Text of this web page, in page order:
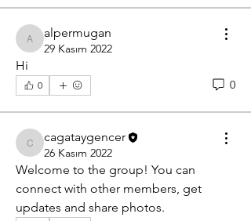
alpermugan
alpermugan
29 Kasım 2022
Hi
0 0
cagataygencer
cagataygencer
26 Kasım 2022
Welcome to the group! You can
connect with other members, get
updates and share photos.